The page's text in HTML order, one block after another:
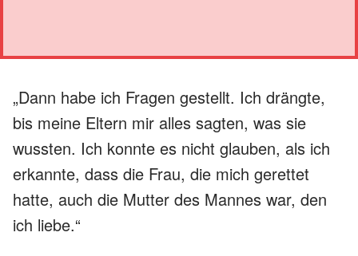
„Dann habe ich Fragen gestellt. Ich drängte,
bis meine Eltern mir alles sagten, was sie
wussten. Ich konnte es nicht glauben, als ich
erkannte, dass die Frau, die mich gerettet
hatte, auch die Mutter des Mannes war, den
ich liebe.“